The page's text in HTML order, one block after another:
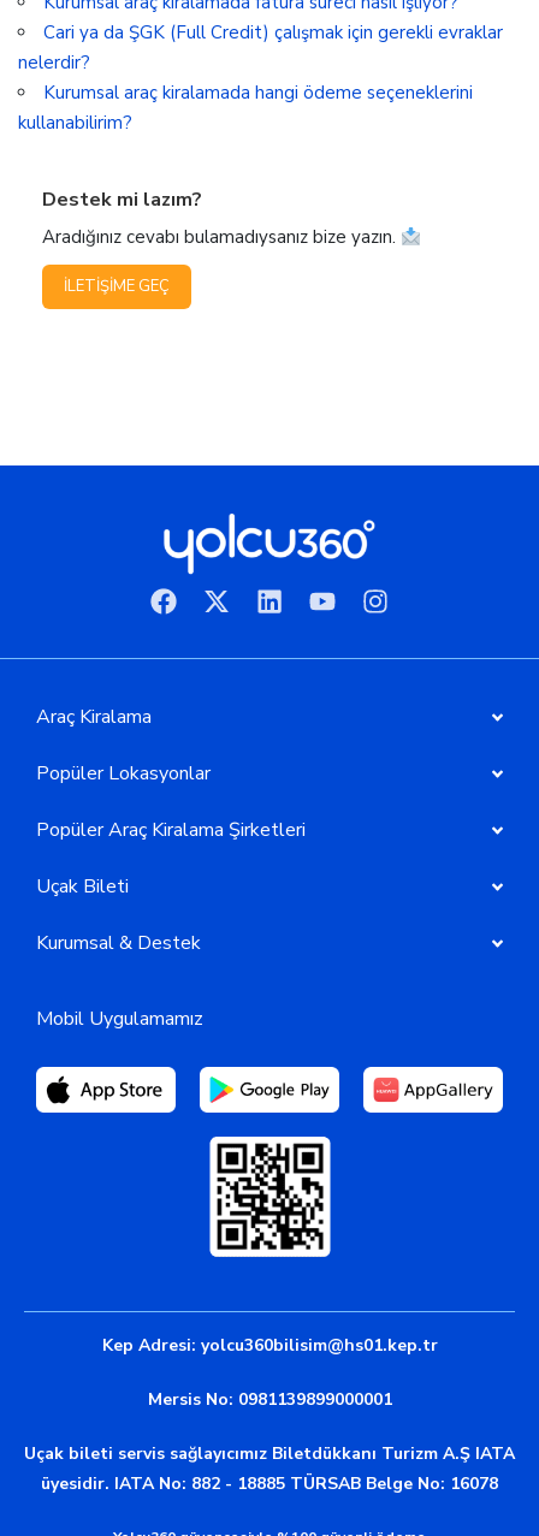
Cari ya da ŞGK (Full Credit) çalışmak için gerekli evraklar
nelerdir?
Kurumsal araç kiralamada hangi ödeme seçeneklerini
kullanabilirim?
Destek mi lazım?
Aradığınız cevabı bulamadıysanız bize yazın.
İLETIŞIME GEÇ
Araç Kiralama
Popüler Lokasyonlar
Popüler Araç Kiralama Şirketleri
Uçak Bileti
Kurumsal & Destek
Mobil Uygulamamız
Kep Adresi: yolcu360bilisim@hs01.kep.tr
Mersis No: 0981139899000001
Uçak bileti servis sağlayıcımız Biletdükkanı Turizm A.Ş IATA
üyesidir. IATA No: 882 - 18885 TÜRSAB Belge No: 16078